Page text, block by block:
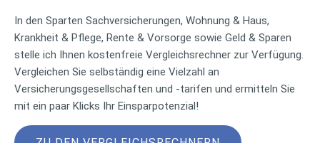
In den Sparten Sachversicherungen, Wohnung & Haus,
Krankheit & Pflege, Rente & Vorsorge sowie Geld & Sparen
stelle ich Ihnen kostenfreie Vergleichsrechner zur Verfügung.
Vergleichen Sie selbständig eine Vielzahl an
Versicherungsgesellschaften und -tarifen und ermitteln Sie
mit ein paar Klicks Ihr Einsparpotenzial!